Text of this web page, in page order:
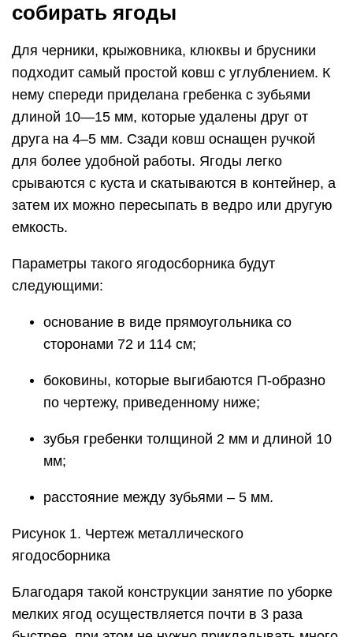
собирать ягоды
Для черники, крыжовника, клюквы и брусники
подходит самый простой ковш с углублением. К
нему спереди приделана гребенка с зубьями
длиной 10—15 мм, которые удалены друг от
друга на 4–5 мм. Сзади ковш оснащен ручкой
для более удобной работы. Ягоды легко
срываются с куста и скатываются в контейнер, а
затем их можно пересыпать в ведро или другую
емкость.
Параметры такого ягодосборника будут
следующими:
основание в виде прямоугольника со
сторонами 72 и 114 см;
боковины, которые выгибаются П-образно
по чертежу, приведенному ниже;
зубья гребенки толщиной 2 мм и длиной 10
мм;
расстояние между зубьями – 5 мм.
Рисунок 1. Чертеж металлического
ягодосборника
Благодаря такой конструкции занятие по уборке
мелких ягод осуществляется почти в 3 раза